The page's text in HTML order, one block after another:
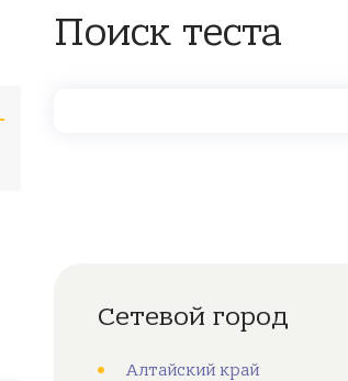
Поиск теста
Сетевой город
Алтайский край